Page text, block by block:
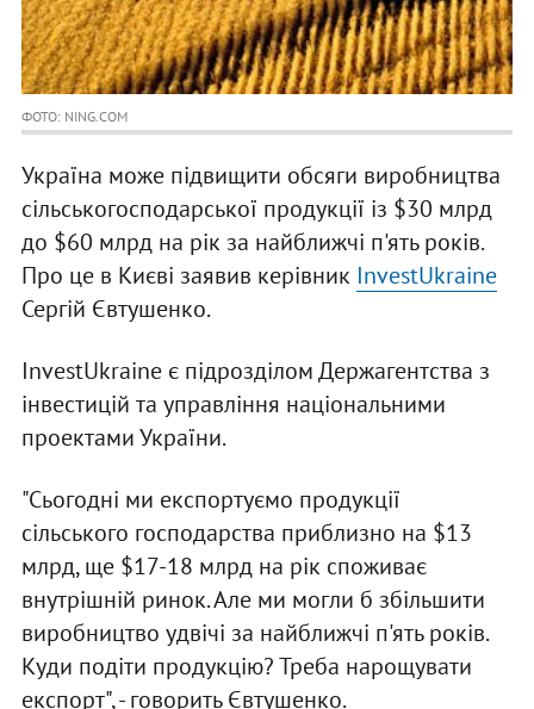
ФОТО: NING.COM
Україна може підвищити обсяги виробництва
сільськогосподарської продукції із $30 млрд
до $60 млрд на рік за найближчі п'ять років.
Про це в Києві заявив керівник InvestUkraine
Сергій Євтушенко.
InvestUkraine є підрозділом Держагентства з
інвестицій та управління національними
проектами України.
"Сьогодні ми експортуємо продукції
сільського господарства приблизно на $13
млрд, ще $17-18 млрд на рік споживає
внутрішній ринок. Але ми могли б збільшити
виробництво удвічі за найближчі п'ять років.
Куди подіти продукцію? Треба нарощувати
експорт", - говорить Євтушенко.